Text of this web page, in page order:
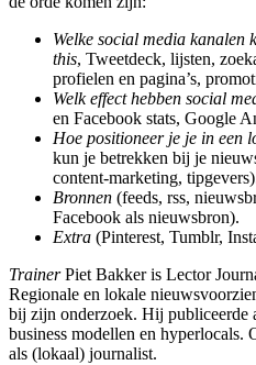
Welke social media kanalen
this, Tweetdeck, lijsten,
profielen en pagina’s,
Welk effect hebben social
en Facebook stats, Google
Hoe positioneer je je in een
kun je betrekken bij je
content-marketing,
Bronnen (feeds, rss,
Facebook als nieuwsbron).
Extra (Pinterest, Tumblr,
TrainerPiet Bakker is Lector
Regionale en lokale
bij zijn onderzoek. Hij publiceerde
business modellen en hyperlocals.
als (lokaal) journalist.